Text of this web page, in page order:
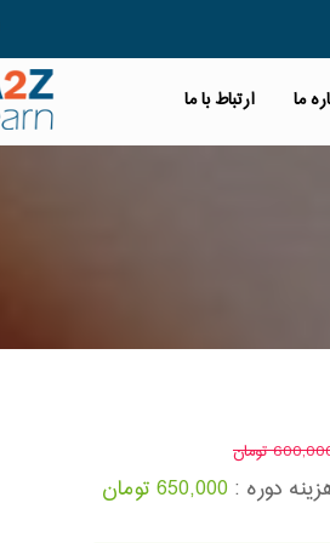
ما ارتباط با ما
تومان
دوره : 650,000 تومان